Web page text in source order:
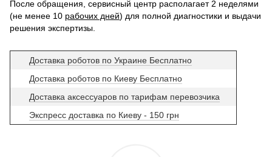
После обращения, сервисный центр располагает 2 неделями
(не менее 10 рабочих дней) для полной диагностики и выдачи
решения экспертизы.
Доставка роботов по Украине Бесплатно
Доставка роботов по Киеву Бесплатно
Доставка аксессуаров по тарифам перевозчика
Экспресс доставка по Киеву - 150 грн